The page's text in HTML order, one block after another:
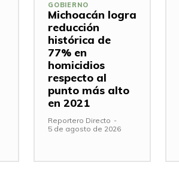
GOBIERNO
Michoacán logra
reducción
histórica de
77% en
homicidios
respecto al
punto más alto
en 2021
Reportero Directo -
5 de agosto de 2026